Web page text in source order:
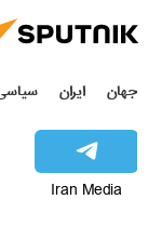
جهان ایران
Iran Media